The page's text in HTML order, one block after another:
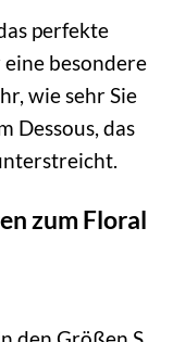
perfekte
besondere
wie sehr Sie
Dessous, das
zum Floral